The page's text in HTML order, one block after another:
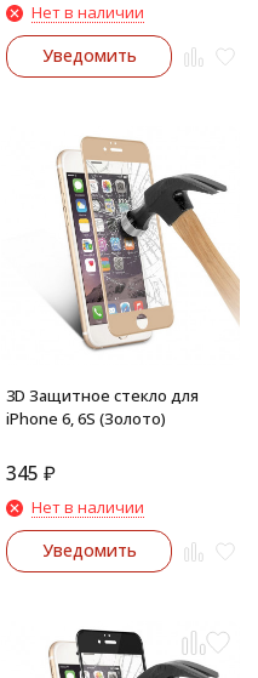
Нет в наличии
Уведомить
3D Защитное стекло для
iPhone 6, 6S (Золото)
345 ₽
Нет в наличии
Уведомить